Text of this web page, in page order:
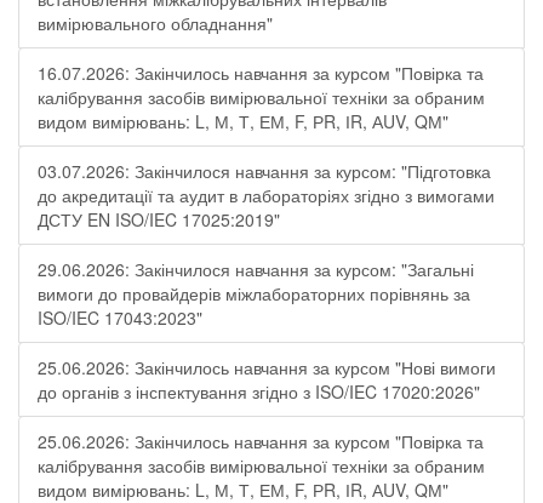
вимірювального обладнання"
16.07.2026: Закінчилось навчання за курсом "Повірка та
калібрування засобів вимірювальної техніки за обраним
видом вимірювань: L, М, Т, ЕМ, F, РR, ІR, АUV, QМ"
03.07.2026: Закінчилося навчання за курсом: "Підготовка
до акредитації та аудит в лабораторіях згідно з вимогами
ДСТУ EN ISO/IEC 17025:2019"
29.06.2026: Закінчилося навчання за курсом: "Загальні
вимоги до провайдерів міжлабораторних порівнянь за
ISO/IEC 17043:2023"
25.06.2026: Закінчилось навчання за курсом "Нові вимоги
до органів з інспектування згідно з ISO/IEC 17020:2026"
25.06.2026: Закінчилось навчання за курсом "Повірка та
калібрування засобів вимірювальної техніки за обраним
видом вимірювань: L, М, Т, ЕМ, F, РR, ІR, АUV, QМ"